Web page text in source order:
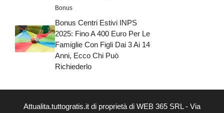
Bonus
Bonus Centri Estivi INPS
2025: Fino A 400 Euro Per Le
Famiglie Con Figli Dai 3 Ai 14
Anni, Ecco Chi Può
Richiederlo
Attualita.tuttogratis.it di proprietà di WEB 365 SRL - Via